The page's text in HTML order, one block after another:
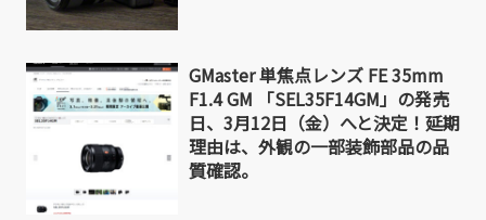
GMaster 単焦点レンズ FE 35mm
F1.4 GM 「SEL35F14GM」の発売
日、3月12日（金）へと決定！延期
理由は、外観の一部装飾部品の品
質確認。